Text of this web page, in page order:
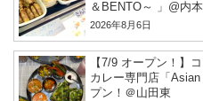
＆BENTO～ 」@内本
2026年8月6日
【7/9 オープン！】
カレー専門店「
プン！＠山田東